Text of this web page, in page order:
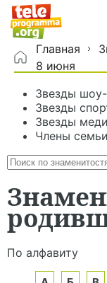
Главная
8 июня
Звезды шоу-
Звезды
Звезды
Члены
По алфавиту